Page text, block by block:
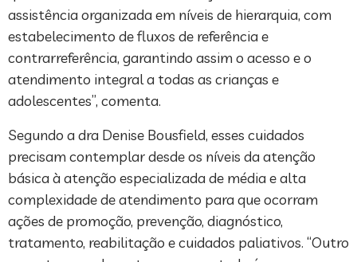
assistência organizada em níveis de hierarquia, com
estabelecimento de fluxos de referência e
contrarreferência, garantindo assim o acesso e o
atendimento integral a todas as crianças e
adolescentes”, comenta.
Segundo a dra Denise Bousfield, esses cuidados
precisam contemplar desde os níveis da atenção
básica à atenção especializada de média e alta
complexidade de atendimento para que ocorram
ações de promoção, prevenção, diagnóstico,
tratamento, reabilitação e cuidados paliativos. “Outro